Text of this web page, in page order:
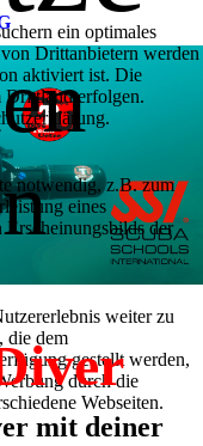
mit deiner
ein optimales
Drittanbietern werden
aktiviert ist. Die
Drittland erfolgen.
notwendig, z.B. zum
eines
Erscheinungsbilds der
weiter zu
die dem
gestellt werden,
durch die
Webseiten.